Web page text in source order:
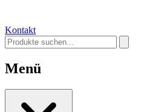
Kontakt
Menü